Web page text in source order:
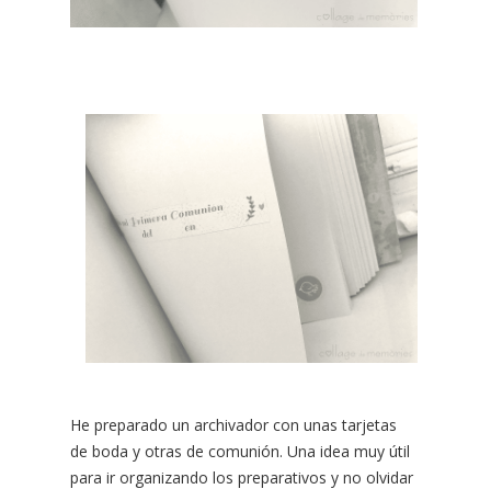
He preparado un archivador con unas tarjetas
de boda y otras de comunión. Una idea muy útil
para ir organizando los preparativos y no olvidar